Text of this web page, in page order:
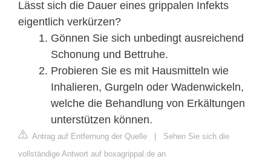
Lässt sich die Dauer eines grippalen Infekts
eigentlich verkürzen?
Gönnen Sie sich unbedingt ausreichend
Schonung und Bettruhe.
Probieren Sie es mit Hausmitteln wie
Inhalieren, Gurgeln oder Wadenwickeln,
welche die Behandlung von Erkältungen
unterstützen können.
Antrag auf Entfernung der Quelle | Sehen Sie sich die
vollständige Antwort auf boxagrippal.de an